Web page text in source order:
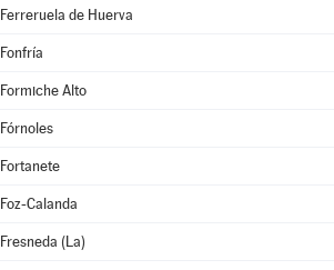
Ferreruela de Huerva
Fonfría
Formiche Alto
Fórnoles
Fortanete
Foz-Calanda
Fresneda (La)